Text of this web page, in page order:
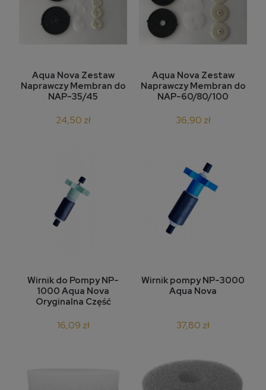
Aqua Nova Zestaw
Naprawczy Membran do
NAP-35/45
24,50 zł
Aqua Nova Zestaw
Naprawczy Membran do
NAP-60/80/100
36,90 zł
Wirnik do Pompy NP-
1000 Aqua Nova
Oryginalna Część
16,09 zł
Wirnik pompy NP-3000
Aqua Nova
37,80 zł